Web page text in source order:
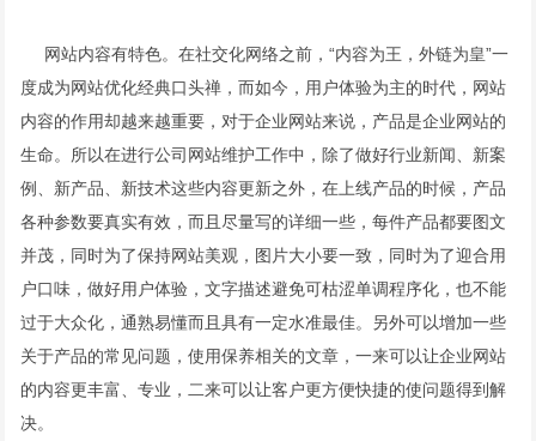
网站内容有特色。在社交化网络之前，“内容为王，外链为皇”一
度成为网站优化经典口头禅，而如今，用户体验为主的时代，网站
内容的作用却越来越重要，对于企业网站来说，产品是企业网站的
生命。所以在进行公司网站维护工作中，除了做好行业新闻、新案
例、新产品、新技术这些内容更新之外，在上线产品的时候，产品
各种参数要真实有效，而且尽量写的详细一些，每件产品都要图文
并茂，同时为了保持网站美观，图片大小要一致，同时为了迎合用
户口味，做好用户体验，文字描述避免可枯涩单调程序化，也不能
过于大众化，通熟易懂而且具有一定水准最佳。另外可以增加一些
关于产品的常见问题，使用保养相关的文章，一来可以让企业网站
的内容更丰富、专业，二来可以让客户更方便快捷的使问题得到解
决。